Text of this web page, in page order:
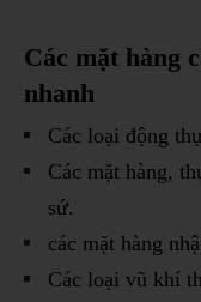
Các mặt hàng
nhanh
Các loại động
Các mặt hàng,
sứ.
các mặt hàng
Các loại vũ khí